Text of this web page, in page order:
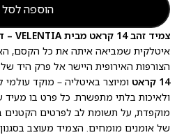
הוספה לסל
צמיד זהב 14 קראט מבית VELENTIA – דגם VR857
איטלקית שמביאה איתה את כל הקסם,
הצורפות האירופית היישר אל פרק היד
14 קראט
ומיוצר באיטליה – מוקד עולמי
ולאיכות בלתי מתפשרת. כל פרט בו
מוקפדת, על תשומת לב לפרטים הקטנים
של אומנים מומחים. הצמיד מעוצב